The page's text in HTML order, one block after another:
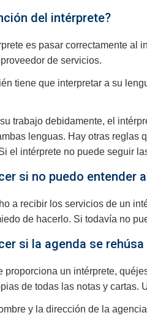
del intérprete?
es pasar correctamente al
de servicios.
tiene que interpretar a su
trabajo debidamente, el
lenguas. Hay otras reglas
el intérprete no puede seguir
si no puedo entender
a recibir los servicios de un
de hacerlo. Si todavía no
si la agenda se
proporciona un intérprete,
de todas las notas y cartas.
y la dirección de la